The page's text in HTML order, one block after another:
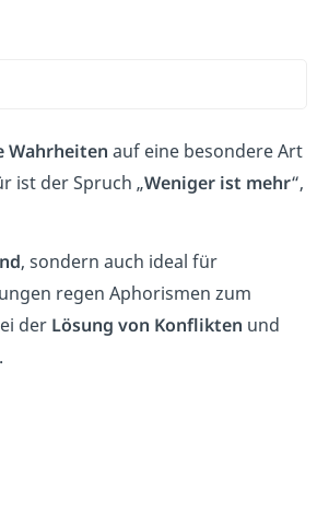
Wahrheiten auf eine besondere Art
ist der Spruch „Weniger ist mehr“,
, sondern auch ideal für
regen Aphorismen zum
der Lösung von Konflikten und